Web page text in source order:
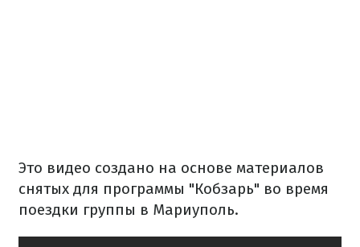
Это видео создано на основе материалов
снятых для программы "Кобзарь" во время
поездки группы в Мариуполь.